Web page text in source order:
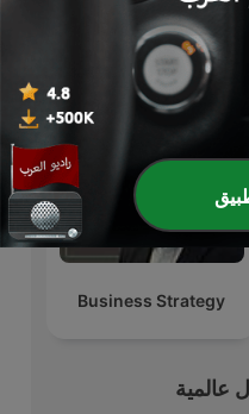
نوابغ العمل
Business Strategy
عالمية